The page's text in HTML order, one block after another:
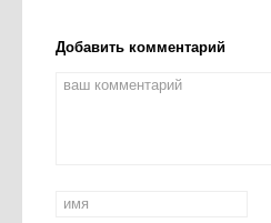
Добавить комментарий